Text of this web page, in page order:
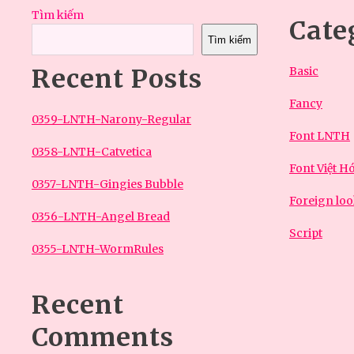
Tìm kiếm
Tìm kiếm
Recent Posts
0359-LNTH-Narony-Regular
0358-LNTH-Catvetica
0357-LNTH-Gingies Bubble
0356-LNTH-Angel Bread
0355-LNTH-WormRules
Recent
Comments
Basic
Fancy
Font LNTH
Font Việt
Foreign
Script